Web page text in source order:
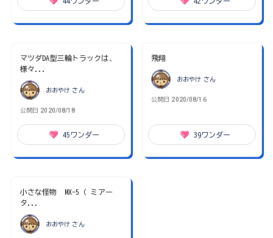
マツダDA型三輪トラックは、
様々...
おおやけ さん
公開日 2020/08/18
45 ワンダー
飛翔
おおやけ さん
公開日 2020/08/16
39ワンダー
小さな怪物 MX-5（ ミアー
タ...
おおやけ さん